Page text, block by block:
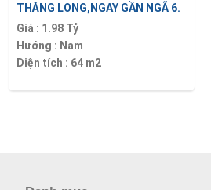
THĂNG LONG,NGAY GẦN NGÃ 6.
Giá : 1.98 Tỷ
Hướng : Nam
Diện tích : 64 m2